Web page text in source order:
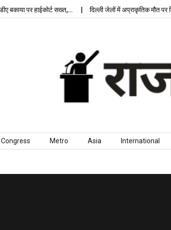
पर हाईकोर्ट सख्त,… दिल्ली जेलों में अप्राकृतिक मौत पर मिलेगा
Congress Metro Asia International